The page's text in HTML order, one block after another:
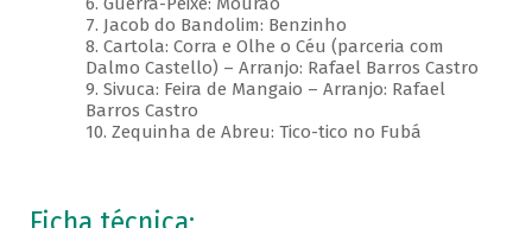
7. Jacob do Bandolim: Benzinho
8. Cartola: Corra e Olhe o Céu (parceria com
Dalmo Castello) – Arranjo: Rafael Barros Castro
9. Sivuca: Feira de Mangaio – Arranjo: Rafael
Barros Castro
10. Zequinha de Abreu: Tico-tico no Fubá